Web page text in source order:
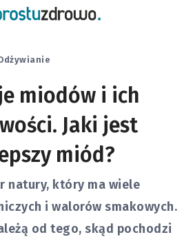
miodów i ich
Jaki jest
miód?
natury, który ma wiele
i walorów smakowych.
od tego, skąd pochodzi